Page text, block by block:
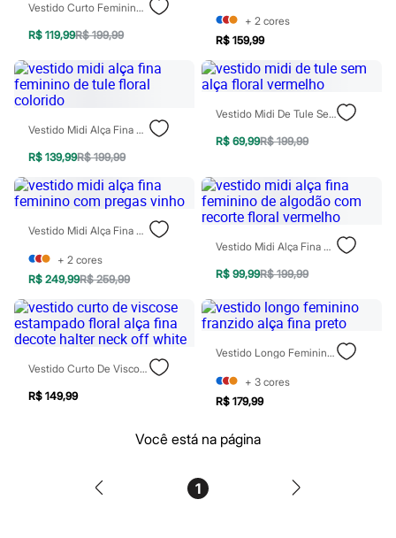
Tratamento
Cuidados com o corpo
Hidratante
Protetor solar
Tratamento
Cuidados com o rosto
Esfoliante
Hidratante
Tônicos
Maquiagens
Base
Batom
Corretivo
Gloss
Pó facial
Sombras
Al Wataniah
Banderas
Beleza C&A
Boca Rosa
Bruna Tavares
Ciclo
Niina Secrets
Vestido Curto Feminino Acetinado Alça Com Strass E Fenda Off White
R$ 119,99R$ 199,99
+ 2 cores
R$ 159,99
Vestido Midi Alça Fina Feminino De Tule Floral Colorido
R$ 139,99R$ 199,99
Vestido Midi De Tule Sem Alça Floral Vermelho
R$ 69,99R$ 199,99
Vestido Midi Alça Fina Feminino Com Pregas Vinho
+ 2 cores
R$ 249,99R$ 259,99
Vestido Midi Alça Fina Feminino De Algodão Com Recorte Floral Vermelho
R$ 99,99R$ 199,99
Vestido Curto De Viscose Estampado Floral Alça Fina Decote Halter Neck Off White
R$ 149,99
Vestido Longo Feminino Franzido Alça Fina Preto
+ 3 cores
R$ 179,99
Você está na página
1